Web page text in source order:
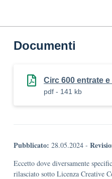
Documenti
Circ 600 entrate
pdf - 141 kb
Pubblicato: 28.05.2024 -
Eccetto dove diversamente
rilasciato sotto Licenza Creative